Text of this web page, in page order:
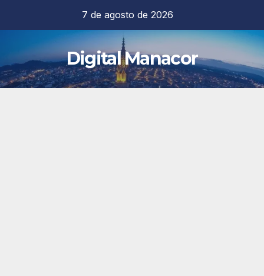
contenido
7 de agosto de 2026
Digital Manacor